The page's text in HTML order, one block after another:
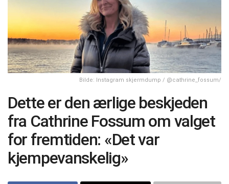
Bilde: Instagram skjermdump / @cathrine_fossum/
Dette er den ærlige beskjeden
fra Cathrine Fossum om valget
for fremtiden: «Det var
kjempevanskelig»